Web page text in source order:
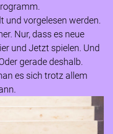
und vorgelesen werden.
Nur, dass es neue
und Jetzt spielen. Und
gerade deshalb.
es sich trotz allem